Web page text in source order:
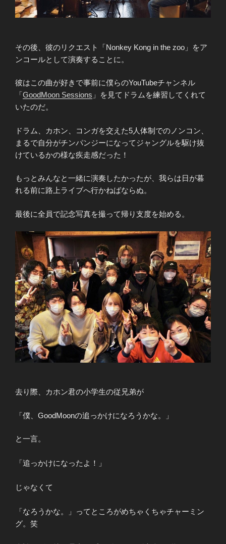
その後、彼のリクエスト「Nonkey Kong in the zoo」をア
ンコールとして演奏することに。
彼はこの曲が好きで事前に僕らのYouTubeチャンネル
「GoodMoon Sessions 」を見てドラムを練習してくれて
いたのだ。
ドラム、カホン、コンガを交えた5人体制でのノンコン、
まるで自分がチンパンジーになってジャングルを駆け抜
けているかの様な疾走感だった！
もっとみんなと一緒に演奏したかったが、我らは日が暮
れる前に路上ライブへ行かねばならぬ。
最後に全員で記念写真を撮って帰り支度を始める。
去り際、カホン君の小学生の従兄弟が
「僕、GoodMoonの追っかけになろうかな。」
と一言。
「追っかけになったよ！」
じゃなくて
「なろうかな。」ってところがめちゃくちゃチャーミン
グ。笑